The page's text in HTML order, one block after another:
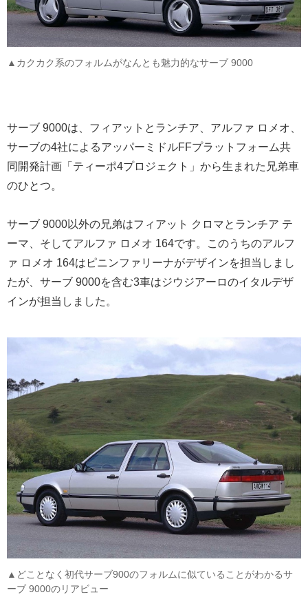
▲カクカク系のフォルムがなんとも魅力的なサーブ 9000
サーブ 9000は、フィアットとランチア、アルファ ロメオ、
サーブの4社によるアッパーミドルFFプラットフォーム共
同開発計画「ティーポ4プロジェクト」から生まれた兄弟車
のひとつ。
サーブ 9000以外の兄弟はフィアット クロマとランチア テ
ーマ、そしてアルファ ロメオ 164です。このうちのアルフ
ァ ロメオ 164はピニンファリーナがデザインを担当しまし
たが、サーブ 9000を含む3車はジウジアーロのイタルデザ
インが担当しました。
▲どことなく初代サーブ900のフォルムに似ていることがわかるサ
ーブ 9000のリアビュー